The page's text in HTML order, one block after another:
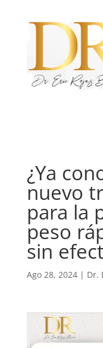
¿Ya
nuevo
para la
peso
sin
Ago 28, 2024| Dr.